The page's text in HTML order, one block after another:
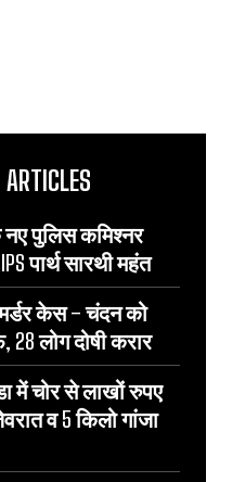
ARTICLES
नए पुलिस कमिश्नर
पार्थ सारथी महंत
केस – चंदन को
28 लोग दोषी करार
में चोर से लाखों रुपए
व 5 किलो गांजा